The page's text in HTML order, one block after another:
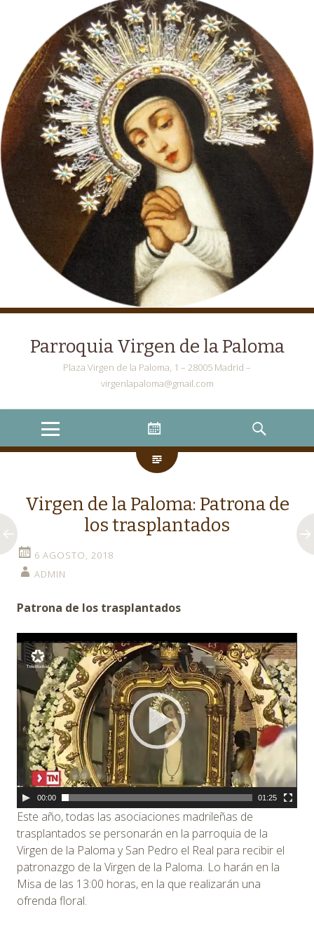
Parroquia Virgen de la Paloma
Plaza Virgen de la Paloma, 1 – 28005 Madrid –
virgenlapaloma@gmail.com
Menu
Widgets
Search
Virgen de la Paloma: Patrona de
los trasplantados
6 AGOSTO, 2018
ADMIN
Patrona de los trasplantados
Reproductor
de
vídeo
00:00 01:25
Este año, todas las asociaciones madrileñas de
trasplantados se personarán en la parroquia de la
Virgen de la Paloma y San Pedro el Real para recibir el
patronazgo de la Virgen de la Paloma. Lo harán en la
Misa de las 13:00 horas, en la que realizarán una
ofrenda floral.